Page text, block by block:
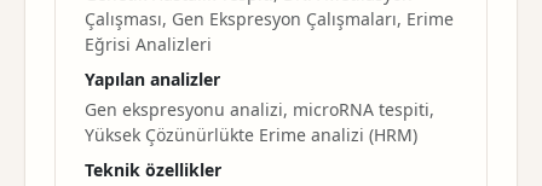
Çalışması, Gen Ekspresyon Çalışmaları, Erime
Eğrisi Analizleri
Yapılan analizler
Gen ekspresyonu analizi, microRNA tespiti,
Yüksek Çözünürlükte Erime analizi (HRM)
Teknik özellikler